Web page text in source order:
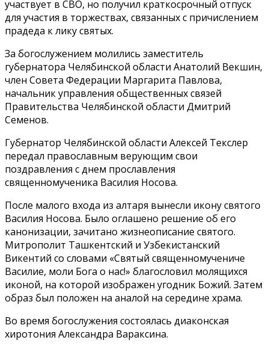
участвует в СВО, но получил краткосрочный отпуск
для участия в торжествах, связанных с причислением
прадеда к лику святых.
За богослужением молились заместитель
губернатора Челябинской области Анатолий Векшин,
член Совета Федерации Маргарита Павлова,
начальник управления общественных связей
Правительства Челябинской области Дмитрий
Семенов.
Губернатор Челябинской области Алексей Текслер
передал православным верующим свои
поздравления с днем прославления
священномученика Василия Носова.
После малого входа из алтаря вынесли икону святого
Василия Носова. Было оглашено решение об его
канонизации, зачитано жизнеописание святого.
Митрополит Ташкентский и Узбекистанский
Викентий со словами «Святый священномучениче
Василие, моли Бога о нас!» благословил молящихся
иконой, на которой изображен угодник Божий. Затем
образ был положен на аналой на середине храма.
Во время богослужения состоялась диаконская
хиротония Александра Вараксина.